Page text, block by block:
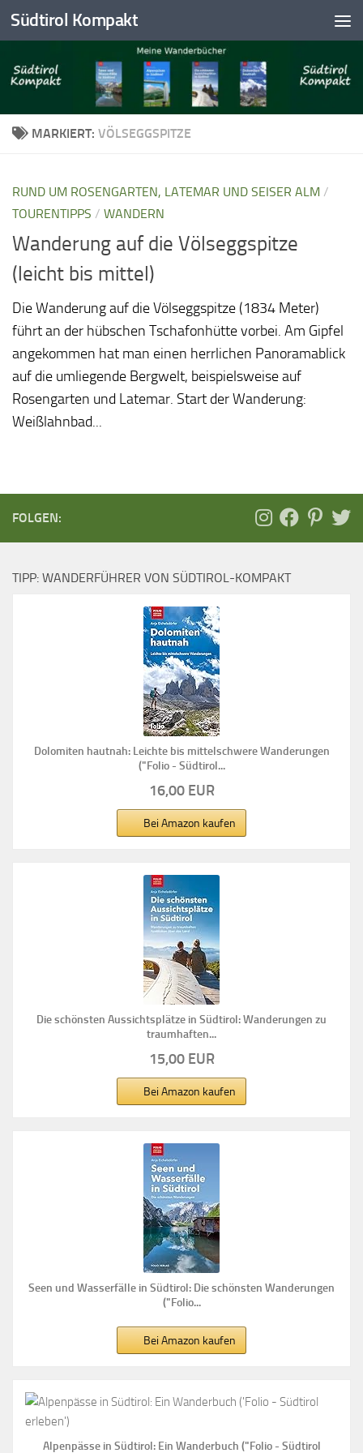
Skip to content
Südtirol Kompakt
MARKIERT: VÖLSEGGSPITZE
RUND UM ROSENGARTEN, LATEMAR UND SEISER ALM /
TOURENTIPPS / WANDERN
Wanderung auf die Völseggspitze
(leicht bis mittel)
Die Wanderung auf die Völseggspitze (1834 Meter)
führt an der hübschen Tschafonhütte vorbei. Am Gipfel
angekommen hat man einen herrlichen Panoramablick
auf die umliegende Bergwelt, beispielsweise auf
Rosengarten und Latemar. Start der Wanderung:
Weißlahnbad...
FOLGEN:
TIPP: WANDERFÜHRER VON SÜDTIROL-KOMPAKT
Dolomiten hautnah: Leichte bis mittelschwere Wanderungen
("Folio - Südtirol...
16,00 EUR
Bei Amazon kaufen
Die schönsten Aussichtsplätze in Südtirol: Wanderungen zu
traumhaften...
15,00 EUR
Bei Amazon kaufen
Seen und Wasserfälle in Südtirol: Die schönsten Wanderungen
("Folio...
Bei Amazon kaufen
Alpenpässe in Südtirol: Ein Wanderbuch ("Folio - Südtirol